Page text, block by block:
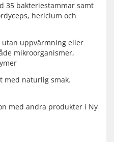
35 bakteriestammar samt
hericium och
utan uppvärmning eller
mikroorganismer,
med naturlig smak.
med andra produkter i Ny